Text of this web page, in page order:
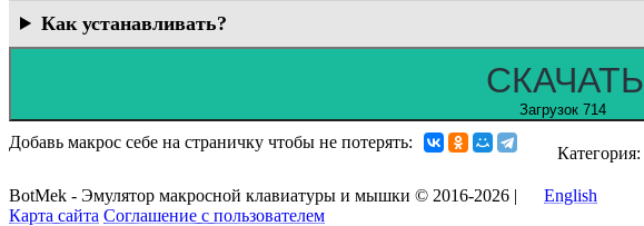
Как устанавливать?
СКАЧАТЬ
Загрузок 714
Добавь макрос себе на страничку чтобы не потерять:
Категория:
BotMek - Эмулятор макросной клавиатуры и мышки © 2016-2026 |
English
Карта сайта Соглашение с пользователем